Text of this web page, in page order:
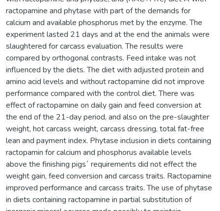
ractopamine and phytase with part of the demands for
calcium and available phosphorus met by the enzyme. The
experiment lasted 21 days and at the end the animals were
slaughtered for carcass evaluation. The results were
compared by orthogonal contrasts. Feed intake was not
influenced by the diets. The diet with adjusted protein and
amino acid levels and without ractopamine did not improve
performance compared with the control diet. There was
effect of ractopamine on daily gain and feed conversion at
the end of the 21-day period, and also on the pre-slaughter
weight, hot carcass weight, carcass dressing, total fat-free
lean and payment index. Phytase inclusion in diets containing
ractopamin for calcium and phosphorus available levels
above the finishing pigs´ requirements did not effect the
weight gain, feed conversion and carcass traits. Ractopamine
improved performance and carcass traits. The use of phytase
in diets containing ractopamine in partial substitution of